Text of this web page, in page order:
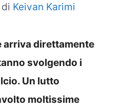
di Keivan Karimi
arriva direttamente
svolgendo i
Un lutto
moltissime